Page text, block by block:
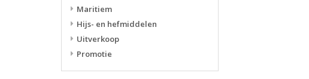
Maritiem
Hijs- en hefmiddelen
Uitverkoop
Promotie